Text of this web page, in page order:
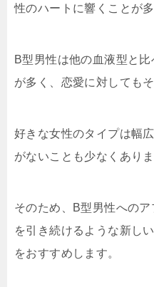
性のハートに響くことが多
B型男性は他の血液型と
が多く、恋愛に対しても
好きな女性のタイプは幅
がないことも少なくありま
そのため、B型男性への
を引き続けるような新し
をおすすめします。